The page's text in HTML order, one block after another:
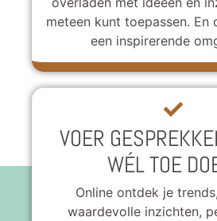
meteen kunt toepassen. En
een inspirerende
VOER
WÉL TOE
Online ontdek je
waardevolle inzichten,